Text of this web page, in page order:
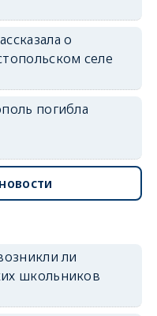
о
селе
погибла
ли
школьников